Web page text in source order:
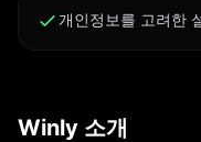
니다. - 구독을 구매하
개인정보를 고려한
Winly 소개